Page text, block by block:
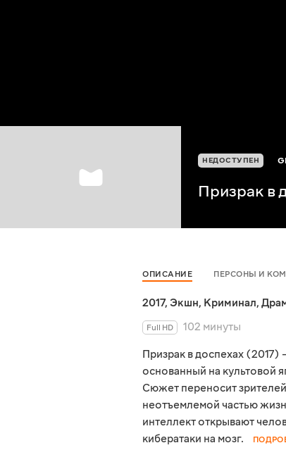
НЕДОСТУПЕН
Призрак в
ОПИСАНИЕ ПЕРСОНЫ И
2017, Экшн, Криминал,
Full HD
102 минуты
Призрак в доспехах (2017)
основанный на культовой
Сюжет переносит
неотъемлемой частью
интеллект открывают
кибератаки на мозг.